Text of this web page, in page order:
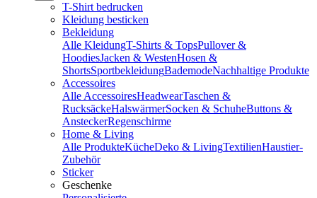
T-Shirt bedrucken
Kleidung besticken
Bekleidung
Alle KleidungT-Shirts & TopsPullover &
HoodiesJacken & WestenHosen &
ShortsSportbekleidungBademodeNachhaltige Produkte
Accessoires
Alle AccessoiresHeadwearTaschen &
RucksäckeHalswärmerSocken & SchuheButtons &
AnsteckerRegenschirme
Home & Living
Alle ProdukteKücheDeko & LivingTextilienHaustier-
Zubehör
Sticker
Geschenke